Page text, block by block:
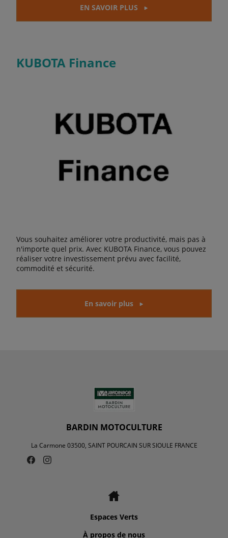
EN SAVOIR PLUS
KUBOTA Finance
Vous souhaitez améliorer votre productivité, mais pas à
n'importe quel prix. Avec KUBOTA Finance, vous pouvez
réaliser votre investissement prévu avec facilité,
commodité et sécurité.
En savoir plus
BARDIN MOTOCULTURE
La Carmone 03500, SAINT POURCAIN SUR SIOULE FRANCE
Espaces Verts
À propos de nous